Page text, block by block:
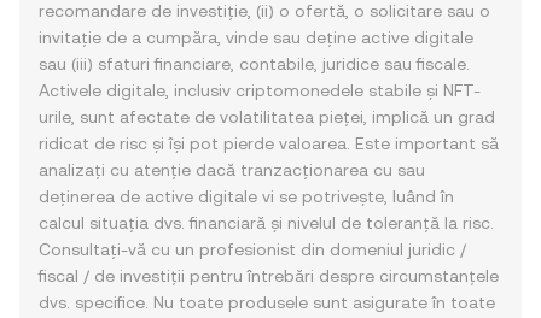
recomandare de investiție, (ii) o ofertă, o solicitare sau o
invitație de a cumpăra, vinde sau deține active digitale
sau (iii) sfaturi financiare, contabile, juridice sau fiscale.
Activele digitale, inclusiv criptomonedele stabile și NFT-
urile, sunt afectate de volatilitatea pieței, implică un grad
ridicat de risc și își pot pierde valoarea. Este important să
analizați cu atenție dacă tranzacționarea cu sau
deținerea de active digitale vi se potrivește, luând în
calcul situația dvs. financiară și nivelul de toleranță la risc.
Consultați-vă cu un profesionist din domeniul juridic /
fiscal / de investiții pentru întrebări despre circumstanțele
dvs. specifice. Nu toate produsele sunt asigurate în toate